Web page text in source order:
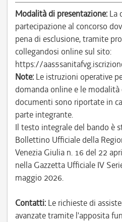
Modalità di presentazione: La
partecipazione al concorso
pena di esclusione, tramite
collegandosi online sul sito:
https://
Note: Le istruzioni operative
domanda online e le modalità
documenti sono riportate in
parte integrante.
Il testo integrale del bando è
Bollettino Ufficiale della
Venezia Giulia n. 16 del 22
nella Gazzetta Ufficiale IV
maggio 2026.
Contatti: Le richieste di
avanzate tramite l'apposita